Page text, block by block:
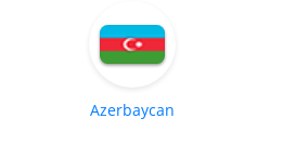
Azerbaycan